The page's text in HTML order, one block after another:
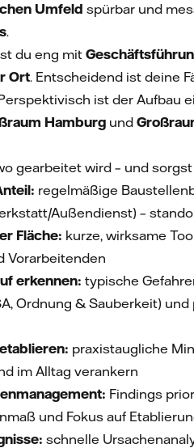
Umfeld spürbar und
.
du eng mit
Ort. Entscheidend ist deine
ist der Aufbau
Hamburg und
gearbeitet wird – und
regelmäßige
Außendienst) –
Fläche: kurze, wirksame
Vorarbeitenden
erkennen: typische
Ordnung & Sauberkeit)
praxistaugliche
im Alltag verankern
Findings
und Fokus auf
schnelle